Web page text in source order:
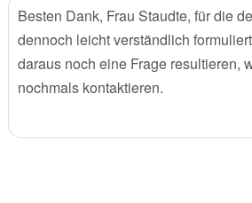
Besten Dank, Frau Staudte, für die
dennoch leicht verständlich
daraus noch eine Frage resultieren,
nochmals kontaktieren.